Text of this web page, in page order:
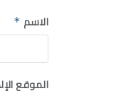
الاسم *
الموقع